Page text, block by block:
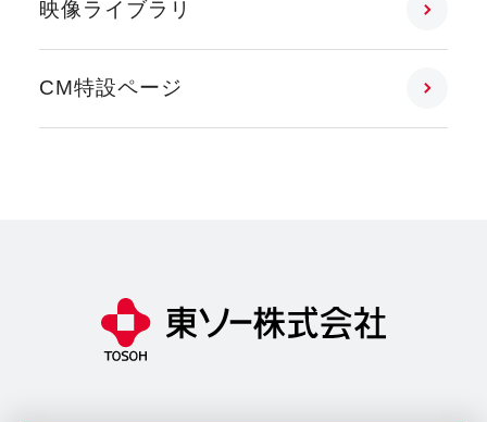
映像ライブラリ
CM特設ページ